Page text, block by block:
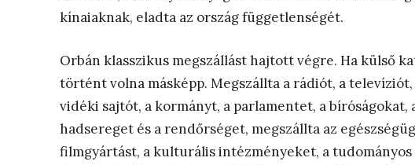
kínaiaknak, eladta az ország függetlenségét.
Orbán klasszikus megszállást hajtott végre. Ha külső
történt volna másképp. Megszállta a rádiót, a
vidéki sajtót, a kormányt, a parlamentet, a
hadsereget és a rendőrséget, megszállta az
filmgyártást, a kulturális intézményeket, a